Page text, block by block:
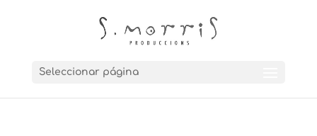
Seleccionar página